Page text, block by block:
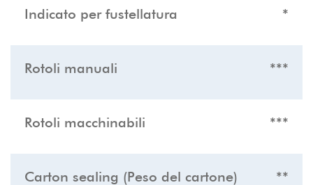
Indicato per fustellatura *
Rotoli manuali ***
Rotoli macchinabili ***
Carton sealing (Peso del cartone) **